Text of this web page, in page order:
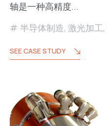
轴是一种高精度...
半导体制造, 激光加工,
SEE CASE STUDY